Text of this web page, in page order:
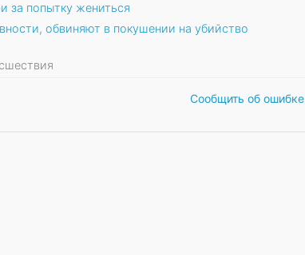
за попытку жениться
обвиняют в покушении на убийство
Сообщить об ошибке